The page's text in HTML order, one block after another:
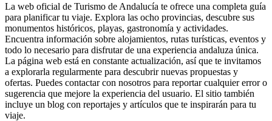
La web oficial de Turismo de Andalucía te ofrece una completa guía
para planificar tu viaje. Explora las ocho provincias, descubre sus
monumentos históricos, playas, gastronomía y actividades.
Encuentra información sobre alojamientos, rutas turísticas, eventos y
todo lo necesario para disfrutar de una experiencia andaluza única.
La página web está en constante actualización, así que te invitamos
a explorarla regularmente para descubrir nuevas propuestas y
ofertas. Puedes contactar con nosotros para reportar cualquier error o
sugerencia que mejore la experiencia del usuario. El sitio también
incluye un blog con reportajes y artículos que te inspirarán para tu
viaje.